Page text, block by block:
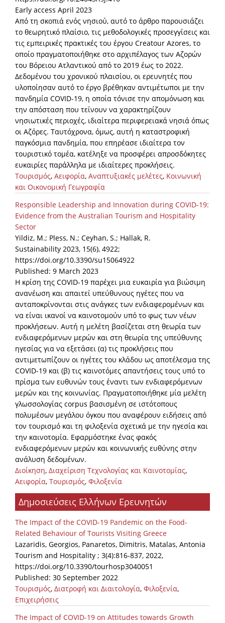
Early access April 2023
Από τη σκοπιά ενός νησιού, αυτό το άρθρο παρουσιάζει
το θεωρητικό πλαίσιο, τις μεθοδολογικές προσεγγίσεις και
τις εμπειρικές πρακτικές του έργου Creatour Azores, το
οποίο πραγματοποιήθηκε στο αρχιπέλαγος των Αζορών
του Βόρειου Ατλαντικού από το 2019 έως το 2022.
Δεδομένου του χρονικού πλαισίου, οι ερευνητές που
υλοποίησαν αυτό το έργο βρέθηκαν αντιμέτωποι με την
πανδημία COVID-19, η οποία τόνισε την απομόνωση και
την απόσταση που τείνουν να χαρακτηρίζουν
νησιωτικές περιοχές, ιδιαίτερα περιφερειακά νησιά όπως
οι Αζόρες. Ταυτόχρονα, όμως, αυτή η καταστροφική
παγκόσμια πανδημία, που επηρέασε ιδιαίτερα τον
τουριστικό τομέα, κατέληξε να προσφέρει απροσδόκητες
ευκαιρίες παράλληλα με ιδιαίτερες προκλήσεις.
Τουρισμός, Αειφορία, Αναπτυξιακές μελέτες, Κοινωνική
και Οικονομική Γεωγραφία
Responsible Leadership and Innovation during COVID-19:
Evidence from the Australian Tourism and Hospitality
Sector
Yildiz, M.; Pless, N.; Ceyhan, S.; Hallak, R.
Sustainability 2023, 15(6), 4922;
https://doi.org/10.3390/su15064922
Published: 9 March 2023
Η κρίση της COVID-19 παρέχει μια ευκαιρία για βιώσιμη
ανανέωση και απαιτεί υπεύθυνους ηγέτες που να
ανταποκρίνονται στις ανάγκες των ενδιαφερομένων και
να είναι ικανοί να καινοτομούν υπό το φως των νέων
προκλήσεων. Αυτή η μελέτη βασίζεται στη θεωρία των
ενδιαφερόμενων μερών και στη θεωρία της υπεύθυνης
ηγεσίας για να εξετάσει (α) τις προκλήσεις που
αντιμετωπίζουν οι ηγέτες του κλάδου ως αποτέλεσμα της
COVID-19 και (β) τις καινοτόμες απαντήσεις τους υπό το
πρίσμα των ευθυνών τους έναντι των ενδιαφερόμενων
μερών και της κοινωνίας. Πραγματοποιήθηκε μία μελέτη
γλωσσολογίας corpus βασισμένη σε ιστότοπους
πολυμέσων μεγάλου όγκου που αναφέρουν ειδήσεις από
τον τουρισμό και τη φιλοξενία σχετικά με την ηγεσία και
την καινοτομία. Εφαρμόστηκε ένας φακός
ενδιαφερόμενων μερών και κοινωνικής ευθύνης στην
ανάλυση δεδομένων.
Διοίκηση, Διαχείριση Τεχνολογίας και Καινοτομίας,
Αειφορία, Τουρισμός, Φιλοξενία
Δημοσιεύσεις Ελλήνων Ερευνητών
The Impact of the COVID-19 Pandemic on the Food-
Related Behaviour of Tourists Visiting Greece
Lazaridis, Georgios, Panaretos, Dimitris, Matalas, Antonia
Tourism and Hospitality ; 3(4):816-837, 2022,
https://doi.org/10.3390/tourhosp3040051
Published: 30 September 2022
Τουρισμός, Διατροφή και Διαιτολογία, Φιλοξενία,
Επιχειρήσεις
The Impact of COVID-19 on Attitudes towards Growth